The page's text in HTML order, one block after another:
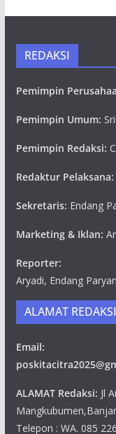
REDAKSI
Pemimpin
Pemimpin Umum:
Pemimpin Redaksi:
Redaktur Pelaksana:
Sekretaris: Endang
Marketing & Iklan:
Reporter:
Aryadi, Endang
ALAMAT REDAKSI
Email:
ALAMAT Redaksi: Jl
Telepon : WA. 085